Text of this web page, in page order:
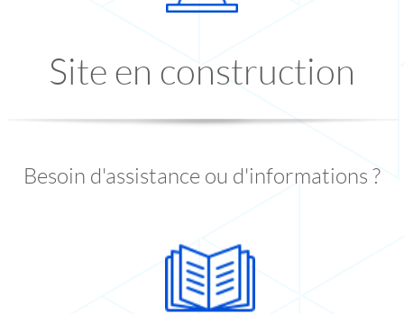
Site en construction
Besoin d'assistance ou d'informations ?